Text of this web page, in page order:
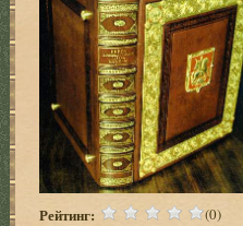
Рейтинг: (0)